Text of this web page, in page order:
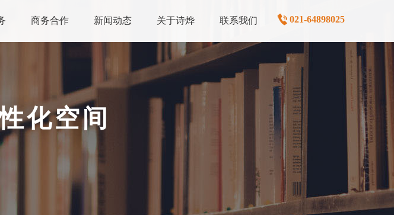
商务合作 新闻动态 关于诗烨 联系我们 021-64898025
化空间